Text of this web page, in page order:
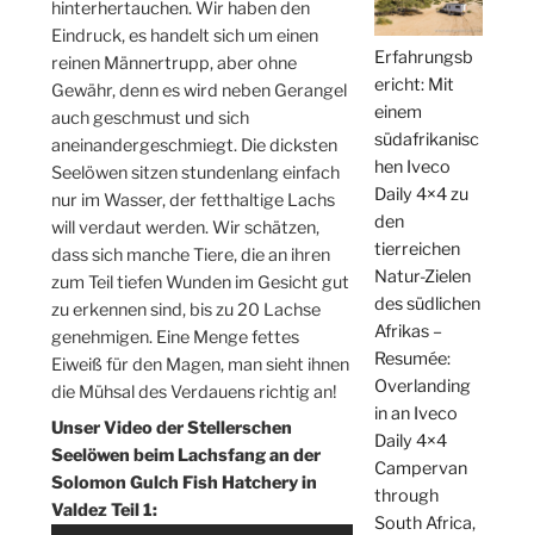
hinterhertauchen. Wir haben den
Eindruck, es handelt sich um einen
reinen Männertrupp, aber ohne
Gewähr, denn es wird neben Gerangel
auch geschmust und sich
aneinandergeschmiegt. Die dicksten
Seelöwen sitzen stundenlang einfach
nur im Wasser, der fetthaltige Lachs
will verdaut werden. Wir schätzen,
dass sich manche Tiere, die an ihren
zum Teil tiefen Wunden im Gesicht gut
zu erkennen sind, bis zu 20 Lachse
genehmigen. Eine Menge fettes
Eiweiß für den Magen, man sieht ihnen
die Mühsal des Verdauens richtig an!
Unser Video der Stellerschen
Seelöwen beim Lachsfang an der
Solomon Gulch Fish Hatchery in
Valdez Teil 1:
Erfahrungsb
ericht: Mit
einem
südafrikanisc
hen Iveco
Daily 4×4 zu
den
tierreichen
Natur-Zielen
des südlichen
Afrikas –
Resumée:
Overlanding
in an Iveco
Daily 4×4
Campervan
through
South Africa,